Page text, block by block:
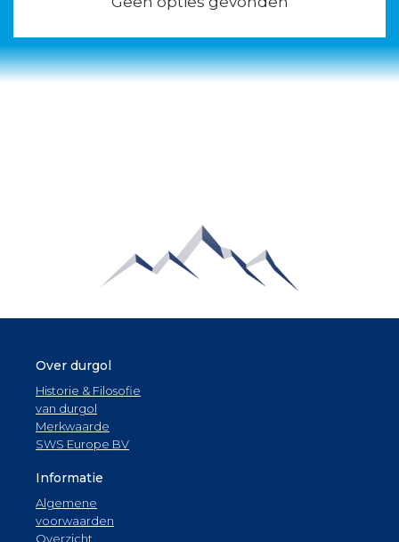
Over durgol
Historie & Filosofie
van durgol
Merkwaarde
SWS Europe BV
Informatie
Algemene
voorwaarden
Overzicht